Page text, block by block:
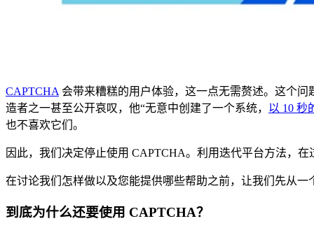
CAPTCHA会带来糟糕的用户体验，这一点无需赘述。这个问
造者之一甚至公开哀叹，他“无意中创建了一个系统， 以 10 秒
也不喜欢它们。
因此，我们决定停止使用 CAPTCHA。利用迭代平台方法，在
在讨论我们怎样做以及您能提供哪些帮助之前，让我们先从一
到底为什么还要使用 CAPTCHA？